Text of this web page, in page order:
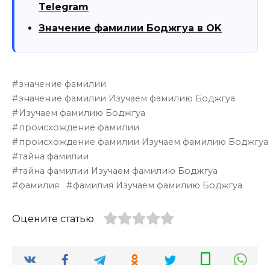
Telegram
Значение фамилии Боджгуа в OK
значение фамилии
значение фамилии Изучаем фамилию Боджгуа
Изучаем фамилию Боджгуа
происхождение фамилии
происхождение фамилии Изучаем фамилию Боджгуа
тайна фамилии
тайна фамилии Изучаем фамилию Боджгуа
фамилия
фамилия Изучаем фамилию Боджгуа
Оцените статью